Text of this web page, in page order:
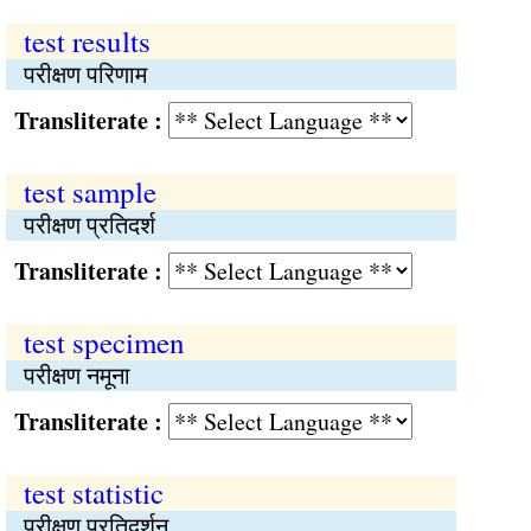
test results
परीक्षण परिणाम
:
test sample
परीक्षण प्रतिदर्श
:
test specimen
परीक्षण नमूना
:
test statistic